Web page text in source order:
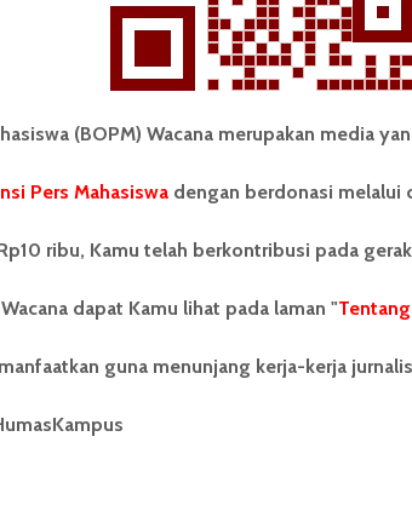
Otonom Pers Mahasiswa (BOPM)
di luar kampus dan dikelola
Sumatera Utara (USU).
Unit Kegiatan Mahasiswa
Universitas Sumatera Utara
berdiri pada 1 Juli 1995.
Info Iklan
(BOPM) Wacana merupakan media
Pers Mahasiswadengan berdonasi melalui
ribu, Kamu telah berkontribusi pada
dapat Kamu lihat pada laman "
guna menunjang kerja-kerja